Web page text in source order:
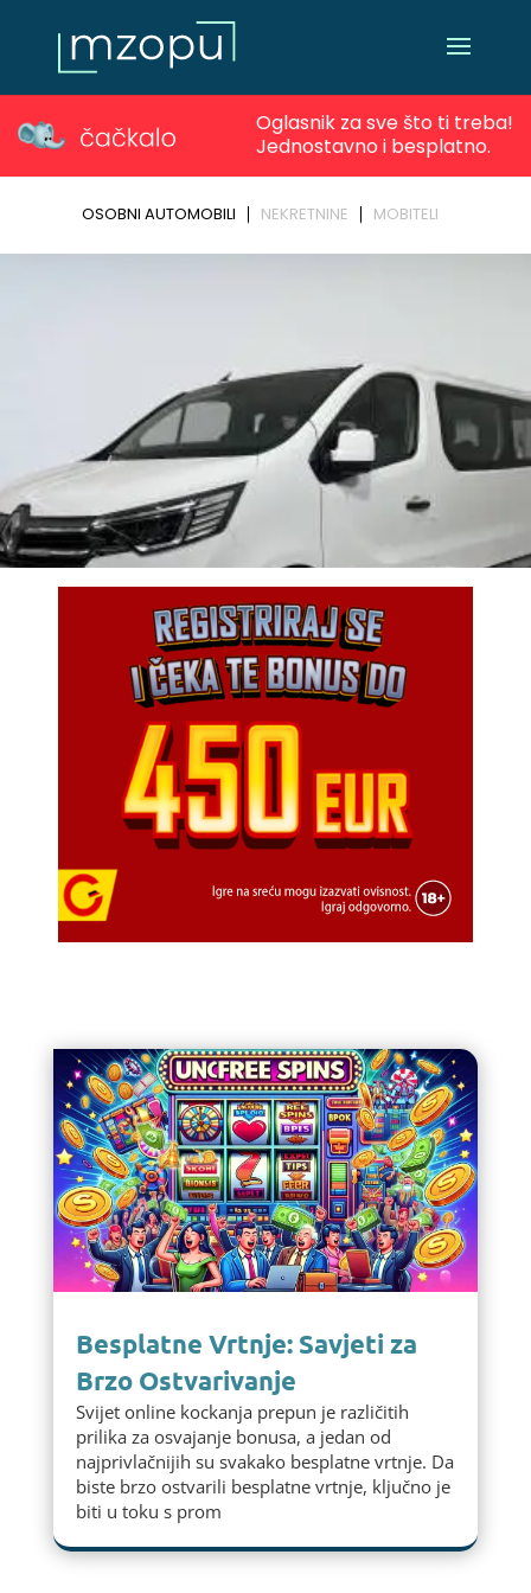
Besplatne Vrtnje: Savjeti za
Brzo Ostvarivanje
Svijet online kockanja prepun je različitih
prilika za osvajanje bonusa, a jedan od
najprivlačnijih su svakako besplatne vrtnje. Da
biste brzo ostvarili besplatne vrtnje, ključno je
biti u toku s prom